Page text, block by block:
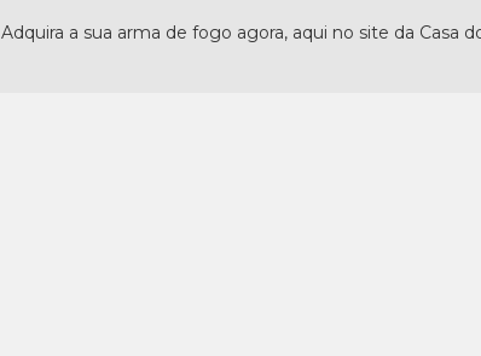
Adquira a sua arma de fogo agora, aqui no site da Casa